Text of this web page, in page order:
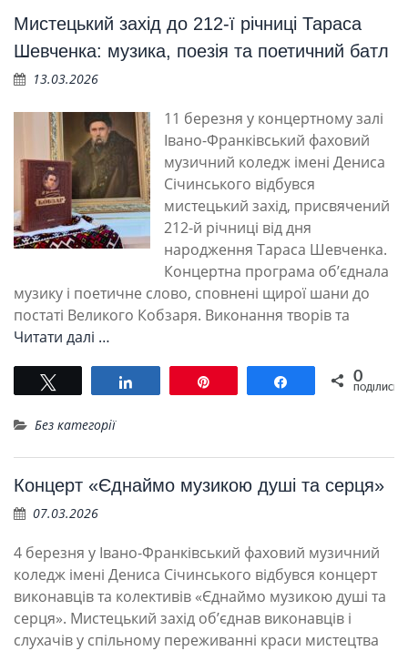
Мистецький захід до 212-ї річниці Тараса
Шевченка: музика, поезія та поетичний батл
13.03.2026
11 березня у концертному залі
Івано-Франківський фаховий
музичний коледж імені Дениса
Січинського відбувся
мистецький захід, присвячений
212-й річниці від дня
народження Тараса Шевченка.
Концертна програма об’єднала
музику і поетичне слово, сповнені щирої шани до
постаті Великого Кобзаря. Виконання творів та
Читати далі …
Поділитися Поділитися
0
ПОДІЛИСЬ
Без категорії
Концерт «Єднаймо музикою душі та серця»
07.03.2026
4 березня у Івано-Франківський фаховий музичний
коледж імені Дениса Січинського відбувся концерт
виконавців та колективів «Єднаймо музикою душі та
серця». Мистецький захід об’єднав виконавців і
слухачів у спільному переживанні краси мистецтва